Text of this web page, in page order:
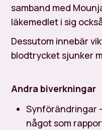
samband med
läkemedlet i sig
Dessutom innebär
blodtrycket sjunker
Andra biverkningar
Synförändringar
något som